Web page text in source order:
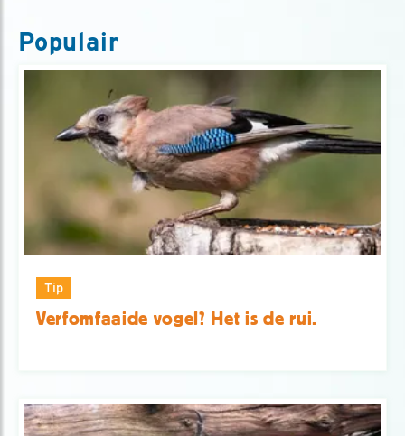
Populair
Tip
Verfomfaaide vogel? Het is de rui.